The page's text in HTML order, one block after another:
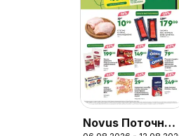
Novus Поточний